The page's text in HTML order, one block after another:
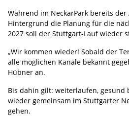
Während im NeckarPark bereits
Hintergrund die Planung für die
2027 soll der Stuttgart-Lauf wieder
„Wir kommen wieder! Sobald der
alle möglichen Kanäle bekannt
Hübner an.
Bis dahin gilt: weiterlaufen,
wieder gemeinsam im Stuttgarter
gehen.